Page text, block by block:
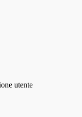
utente